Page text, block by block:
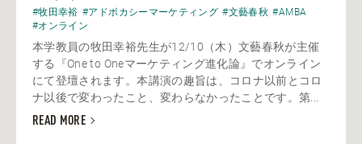
#牧田幸裕 #アドボカシーマーケティング #文藝春秋 #AMBA
#オンライン
本学教員の牧田幸裕先生が12/10（木）文藝春秋が主催
する『One to Oneマーケティング進化論』でオンライン
にて登壇されます。本講演の趣旨は、コロナ以前とコロ
ナ以後で変わったこと、変わらなかったことです。第...
READ MORE